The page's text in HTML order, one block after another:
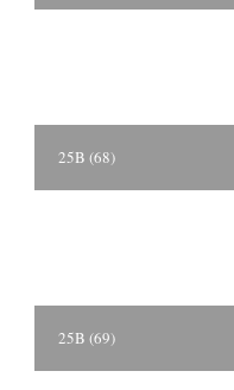
25B (68)
25B (69)